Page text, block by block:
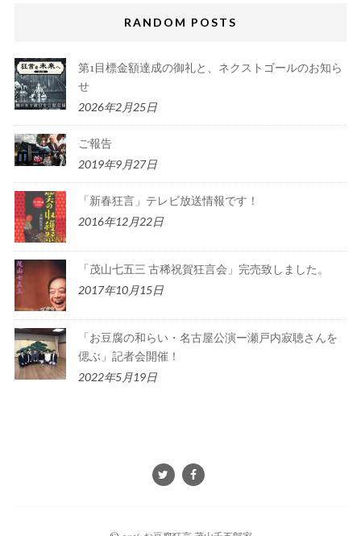
RANDOM POSTS
第1目標金額達成の御礼と、ネクストゴールのお知ら
せ
2026年2月25日
ご報告
2019年9月27日
「新春狂言」テレビ放送情報です！
2016年12月22日
「茂山七五三 古稀祝賀狂言会」完売致しました。
2017年10月15日
「お豆腐の和らい・名古屋公演ー瀬戸内寂聴さんを
偲ぶ」記者会開催！
2022年5月19日